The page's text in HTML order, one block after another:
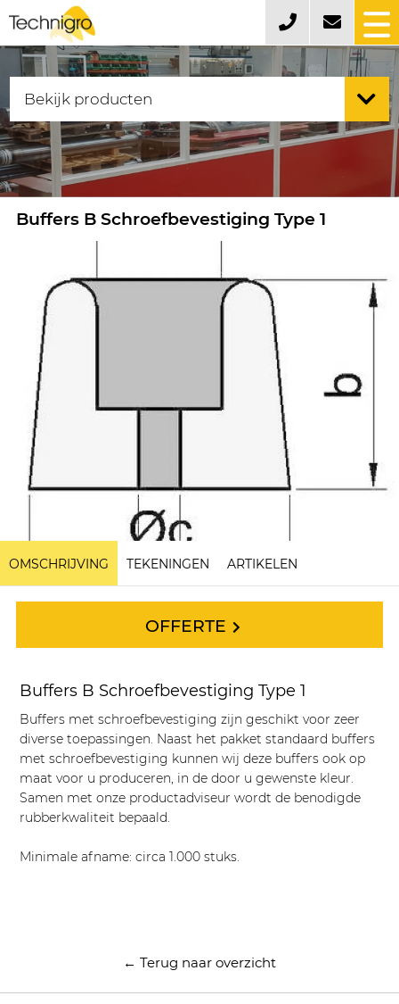
Buffers B Schroefbevestiging Type 1
OMSCHRIJVING TEKENINGEN ARTIKELEN
OFFERTE
Buffers B Schroefbevestiging Type 1
Buffers met schroefbevestiging zijn geschikt voor zeer
diverse toepassingen. Naast het pakket standaard buffers
met schroefbevestiging kunnen wij deze buffers ook op
maat voor u produceren, in de door u gewenste kleur.
Samen met onze productadviseur wordt de benodigde
rubberkwaliteit bepaald.
Minimale afname: circa 1.000 stuks.
← Terug naar overzicht